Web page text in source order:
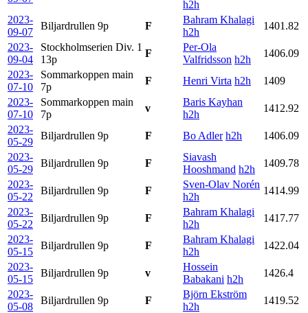
h2h
2023-
09-07
Biljardrullen 9p F
Bahram Khalagi
h2h
1401.82
2023-
09-04
Stockholmserien Div. 1
13p
F
Per-Ola
Valfridsson h2h
1406.09
2023-
07-10
Sommarkoppen main
7p
F Henri Virta h2h
1409
2023-
07-10
Sommarkoppen main
7p
v
Baris Kayhan
h2h
1412.92
2023-
05-29
Biljardrullen 9p F Bo Adler h2h
1406.09
2023-
05-29
Biljardrullen 9p F
Siavash
Hooshmand h2h
1409.78
2023-
05-22
Biljardrullen 9p F
Sven-Olav Norén
h2h
1414.99
2023-
05-22
Biljardrullen 9p F
Bahram Khalagi
h2h
1417.77
2023-
05-15
Biljardrullen 9p F
Bahram Khalagi
h2h
1422.04
2023-
05-15
Biljardrullen 9p v
Hossein
Babakani h2h
1426.4
2023-
05-08
Biljardrullen 9p F
Björn Ekström
h2h
1419.52